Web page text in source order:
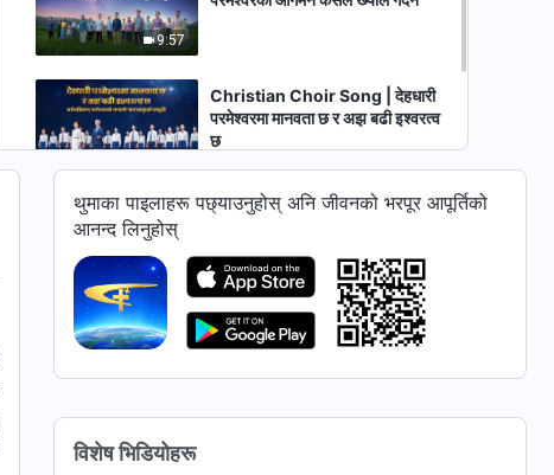
9:57
Christian Choir Song | देहधारी
परमेश्‍वरमा मानवता छ र अझ बढी इश्‍वरत्व
छ
8:09
Christian Choir Song | परमेश्‍वर
छ (Nepali Subtitles)
Christian Choir Song |
परमेश्‍वरको न्याय पूर्णतः प्रकट गरिन्छ
(Nepali Subtitles)
थुमाका पाइलाहरू पछ्याउनुहोस् अनि जीवनको भरपूर आपूर्तिको
आनन्द लिनुहोस्
विशेष भिडियोहरू